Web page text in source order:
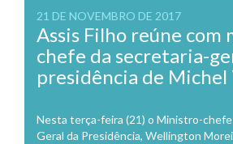
21 DE NOVEMBRO DE 2017
Assis Filho reúne com
chefe da secretaria-
presidência de Michel
Nesta terça-feira (21) o Ministro-
Geral da Presidência, Wellington